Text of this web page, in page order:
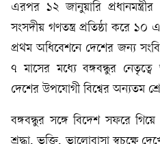
এরপর ১২ জানুয়ারি
সংসদীয় গণতন্ত্র প্রতিষ্ঠা করে ১০
প্রথম অধিবেশনে দেশের জন্য
৭ মাসের মধ্যে বঙ্গবন্ধুর
দেশের উপযোগী বিশ্বের অন্যতম
বঙ্গবন্ধুর সঙ্গে বিদেশ সফরে গিয়ে
শ্রদ্ধা, ভক্তি, ভালোবাসা স্বচক্ষে